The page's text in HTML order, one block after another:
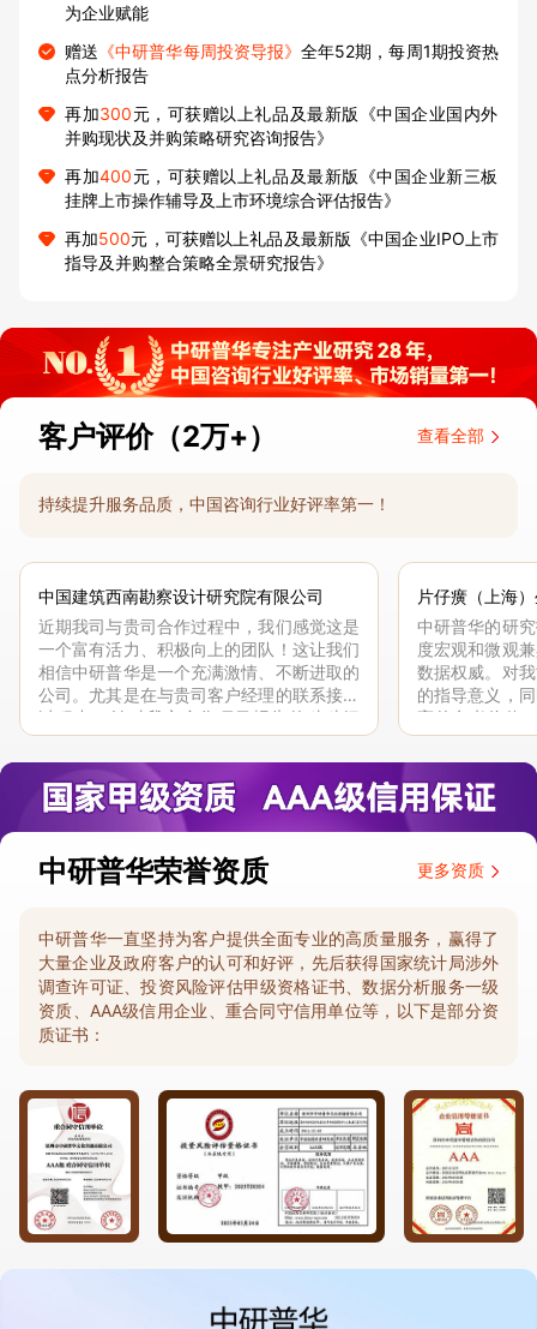
为企业赋能
赠送 《中研普华每周投资导报》全年52期，每周1期投资热
点分析报告
再加300元，可获赠以上礼品及最新版《中国企业国内外
并购现状及并购策略研究咨询报告》
再加400元，可获赠以上礼品及最新版《中国企业新三板
挂牌上市操作辅导及上市环境综合评估报告》
再加500元，可获赠以上礼品及最新版《中国企业IPO上市
指导及并购整合策略全景研究报告》
客户评价（2万+） 查看全部
持续提升服务品质，中国咨询行业好评率第一！
中国建筑西南勘察设计研究院有限公司
近期我司与贵司合作过程中，我们感觉这是
一个富有活力、积极向上的团队！这让我们
相信中研普华是一个充满激情、不断进取的
公司。尤其是在与贵司客户经理的联系接洽
过程中，针对我方合作项目报告的种种细
节，及时细致缜密地协助与项目部沟通、探
讨和完善...
片仔癀（上海
中研普华的研
度宏观和微观
数据权威。对
的指导意义，
高的参考价值
体化”服务和行
司继续...
中研普华荣誉资质 更多资质
中研普华一直坚持为客户提供全面专业的高质量服务，赢得了
大量企业及政府客户的认可和好评，先后获得国家统计局涉外
调查许可证、投资风险评估甲级资格证书、数据分析服务一级
资质、AAA级信用企业、重合同守信用单位等，以下是部分资
质证书：